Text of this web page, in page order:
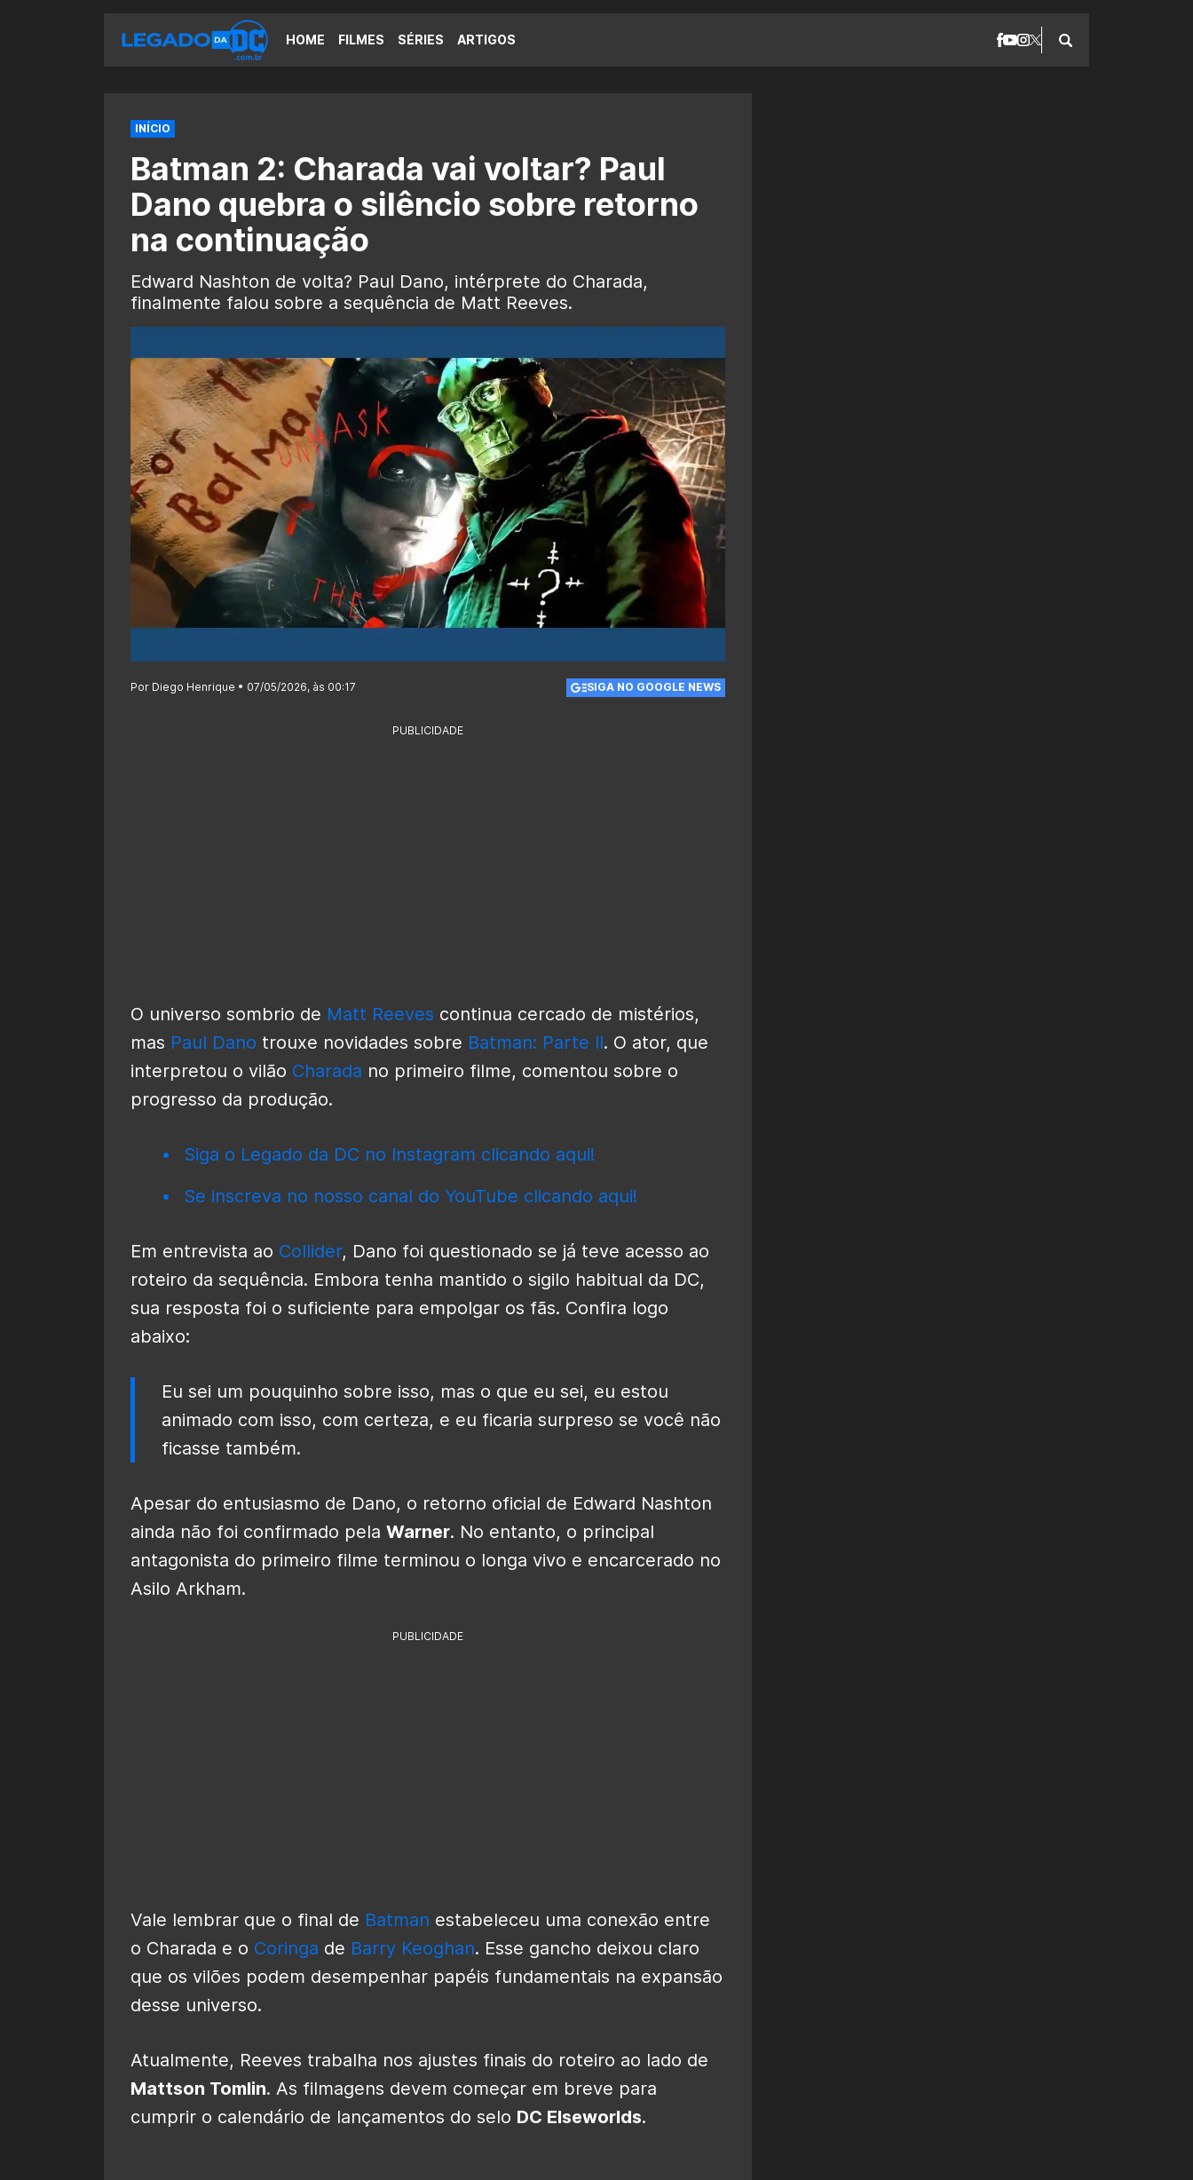
HOME FILMES SÉRIES ARTIGOS
INÍCIO
Batman 2: Charada vai voltar? Paul
Dano quebra o silêncio sobre retorno
na continuação
Edward Nashton de volta? Paul Dano, intérprete do Charada,
finalmente falou sobre a sequência de Matt Reeves.
Por Diego Henrique • 07/05/2026, às 00:17 SIGA NO GOOGLE NEWS
PUBLICIDADE
O universo sombrio de Matt Reeves continua cercado de mistérios,
mas Paul Dano trouxe novidades sobre Batman: Parte II. O ator, que
interpretou o vilão Charada no primeiro filme, comentou sobre o
progresso da produção.
Siga o Legado da DC no Instagram clicando aqui!
Se inscreva no nosso canal do YouTube clicando aqui!
Em entrevista ao Collider, Dano foi questionado se já teve acesso ao
roteiro da sequência. Embora tenha mantido o sigilo habitual da DC,
sua resposta foi o suficiente para empolgar os fãs. Confira logo
abaixo:
Eu sei um pouquinho sobre isso, mas o que eu sei, eu estou
animado com isso, com certeza, e eu ficaria surpreso se você não
ficasse também.
Apesar do entusiasmo de Dano, o retorno oficial de Edward Nashton
ainda não foi confirmado pela Warner. No entanto, o principal
antagonista do primeiro filme terminou o longa vivo e encarcerado no
Asilo Arkham.
PUBLICIDADE
Vale lembrar que o final de Batman estabeleceu uma conexão entre
o Charada e o Coringa de Barry Keoghan. Esse gancho deixou claro
que os vilões podem desempenhar papéis fundamentais na expansão
desse universo.
Atualmente, Reeves trabalha nos ajustes finais do roteiro ao lado de
Mattson Tomlin. As filmagens devem começar em breve para
cumprir o calendário de lançamentos do selo DC Elseworlds.